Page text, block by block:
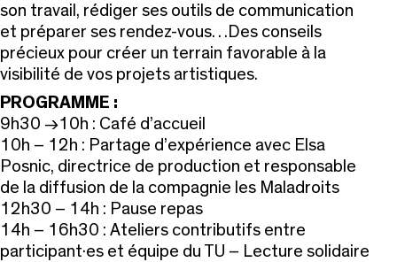
son travail, rédiger ses outils de communication
et préparer ses rendez-vous…Des conseils
précieux pour créer un terrain favorable à la
visibilité de vos projets artistiques.
PROGRAMME :
9h30 →10h : Café d’accueil
10h – 12h : Partage d’expérience avec Elsa
Posnic, directrice de production et responsable
de la diffusion de la compagnie les Maladroits
12h30 – 14h : Pause repas
14h – 16h30 : Ateliers contributifs entre
participant·es et équipe du TU – Lecture solidaire